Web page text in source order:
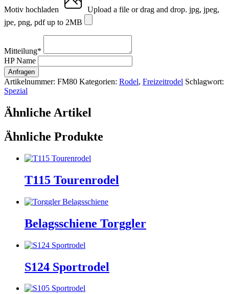
Motiv hochladen Upload a file or drag and drop. jpg, jpeg,
jpe, png, pdf up to 2MB
Mitteilung*
HP Name
Anfragen
Artikelnummer: FM80 Kategorien: Rodel, Freizeitrodel Schlagwort:
Spezial
Ähnliche Artikel
Ähnliche Produkte
T115 Tourenrodel
Belagsschiene Torggler
S124 Sportrodel